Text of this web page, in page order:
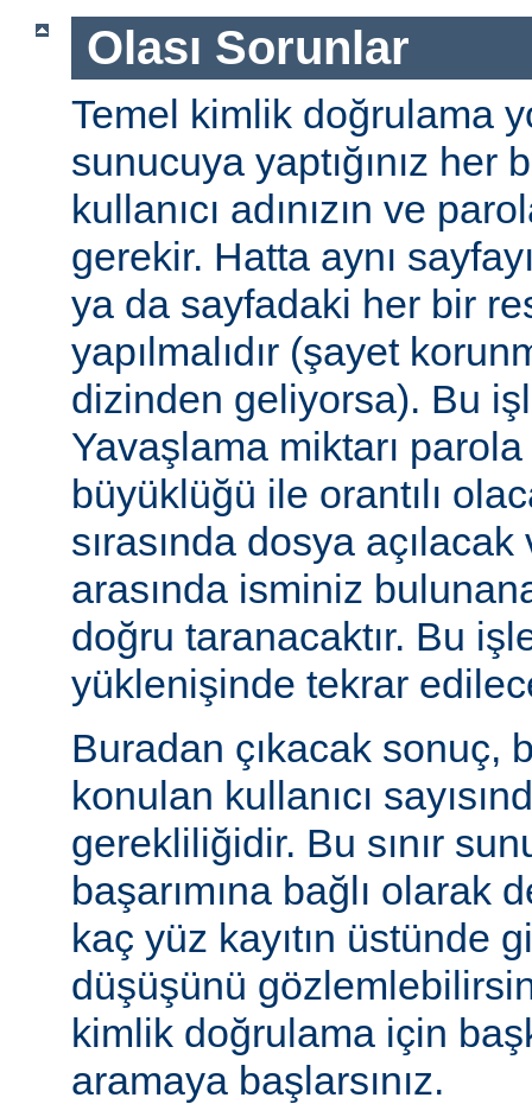
Olası Sorunlar
Temel kimlik doğrulama
sunucuya yaptığınız her
kullanıcı adınızın ve
gerekir. Hatta aynı
ya da sayfadaki her bir
yapılmalıdır (şayet
dizinden geliyorsa). Bu
Yavaşlama miktarı parola
büyüklüğü ile orantılı
sırasında dosya açılacak
arasında isminiz
doğru taranacaktır. Bu
yüklenişinde tekrar
Buradan çıkacak sonuç,
konulan kullanıcı
gerekliliğidir. Bu sınır
başarımına bağlı olarak
kaç yüz kayıtın üstünde
düşüşünü
kimlik doğrulama için
aramaya başlarsınız.